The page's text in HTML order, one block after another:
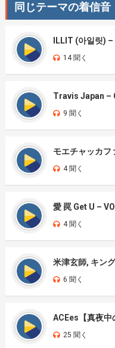
同じテーマの着信音
ILLIT (아일릿)
14 聞く
Travis Japan –
9 聞く
4 聞く
愛 罠 Get U –
4 聞く
米津玄師, キン
6 聞く
ACEes【真夜中
25 聞く